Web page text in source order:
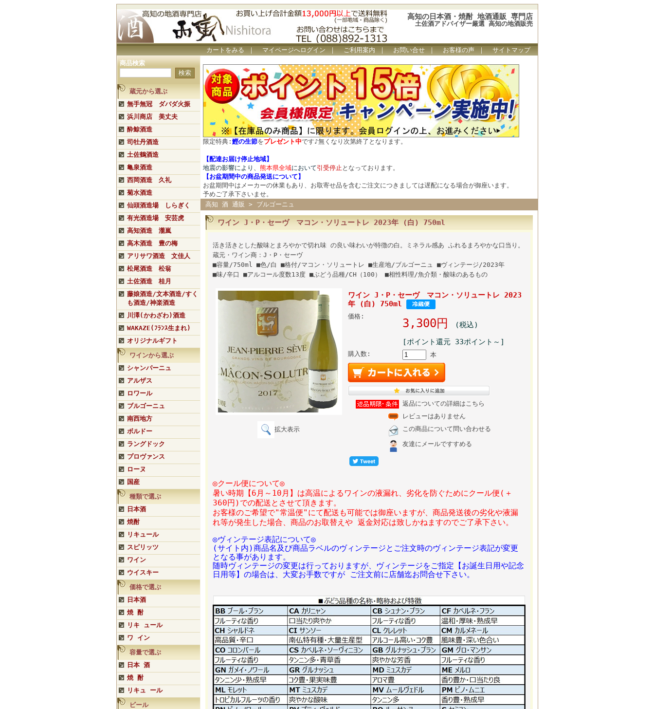
高知の日本酒・焼酎 地酒通販 専門店
土佐酒アドバイザー厳選 高知の地酒販売
カートをみる ｜ マイページへログイン ｜ ご利用案内 ｜ お問い合せ｜ お客様の声｜
サイトマップ
商品検索
蔵元から選ぶ
無手無冠 ダバダ火振
浜川商店 美丈夫
酔鯨酒造
司牡丹酒造
土佐鶴酒造
亀泉酒造
西岡酒造 久礼
菊水酒造
仙頭酒造場 しらぎく
有光酒造場 安芸虎
高知酒造 瀧嵐
高木酒造 豊の梅
アリサワ酒造 文佳人
松尾酒造 松翁
土佐酒造 桂月
藤娘酒造/文本酒造/すく
も酒造/神楽酒造
川澤(かわざわ)酒造
WAKAZE(ﾌﾗﾝｽ生まれ)
オリジナルギフト
ワインから選ぶ
シャンパーニュ
アルザス
ロワール
ブルゴーニュ
南西地方
ボルドー
ラングドック
プロヴァンス
ローヌ
国産
種類で選ぶ
日本酒
焼酎
リキュール
スピリッツ
ワイン
ウイスキー
価格で選ぶ
日本酒
焼 酎
リキ ュール
ワ イン
容量で選ぶ
日本 酒
焼 酎
リキュ ール
ビール
限定特典: 鰹の生節をプレゼント中です♪無くなり次第終了となります。
【配達お届け停止地域】
地震の影響により、 熊本県全域において引受停止 となっております。
【お盆期間中の商品発送について 】
お盆期間中はメーカーの休業もあり、お取寄せ品を含むご注文につきましては遅配になる場合が御座います。
予めご了承下さいませ。
高知 酒 通販 > ブルゴーニュ
ワイン J・P・セーヴ マコン・ソリュートレ 2023年 (白) 750ml
活き活きとした酸味とまろやかで切れ味 の良い味わいが特徴の白。ミネラル感あ ふれるまろやかな口当り。
蔵元・ワイン商：J・P・セーヴ
■容量/750ml ■色/白 ■格付/マコン・ソリュートレ ■生産地/ブルゴーニュ ■ヴィンテージ/2023年
■味/辛口 ■アルコール度数13度 ■ぶどう品種/CH（100） ■相性料理/魚介類・酸味のあるもの
拡大表示
ワイン J・P・セーヴ マコン・ソリュートレ 2023
年 (白) 750ml
価格:
3,300円 (税込)
[ポイント還元 33ポイント～]
購入数: 本
返品についての詳細はこちら
レビューはありません
この商品について問い合わせる
友達にメールですすめる
◎クール便について◎
暑い時期【6月～10月】は高温によるワインの液漏れ、劣化を防ぐためにクール便(＋
360円)での配送とさせて頂きます。
お客様のご希望で"常温便"にて配送も可能では御座いますが、商品発送後の劣化や液漏
れ等が発生した場合、商品のお取替えや 返金対応は致しかねますのでご了承下さい。
◎ヴィンテージ表記について◎
(サイト内)商品名及び商品ラベルのヴィンテージとご注文時のヴィンテージ表記が変更
となる事があります。
随時ヴィンテージの変更は行っておりますが、ヴィンテージをご指定【お誕生日用や記念
日用等】の場合は、大変お手数ですが ご注文前に店舗迄お問合せ下さい。